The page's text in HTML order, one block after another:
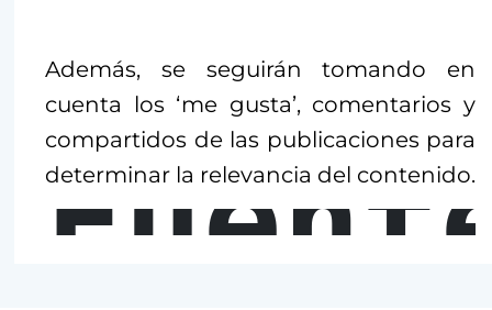
Además, se seguirán tomando en
cuenta los ‘me gusta’, comentarios y
compartidos de las publicaciones para
determinar la relevancia del contenido.